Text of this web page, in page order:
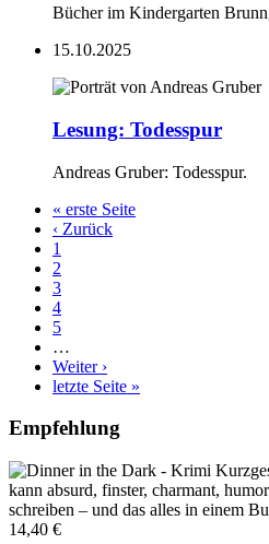
Bücher im Kindergarten
15.10.2025
Lesung: Todesspur
Andreas Gruber: Todesspur.
Seitennummerierung
Erste
Seite
« erste Seite
Vorherige
Seite
‹ Zurück
Seite
1
Aktuelle
Seite
2
Seite
3
Seite
4
Seite
5
…
Nächste
Seite
Weiter ›
Letzte
letzte Seite »
Empfehlung
14,40 €